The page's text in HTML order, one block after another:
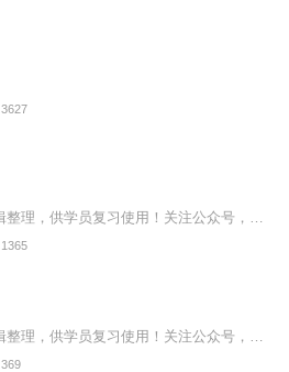
3627
1365
369